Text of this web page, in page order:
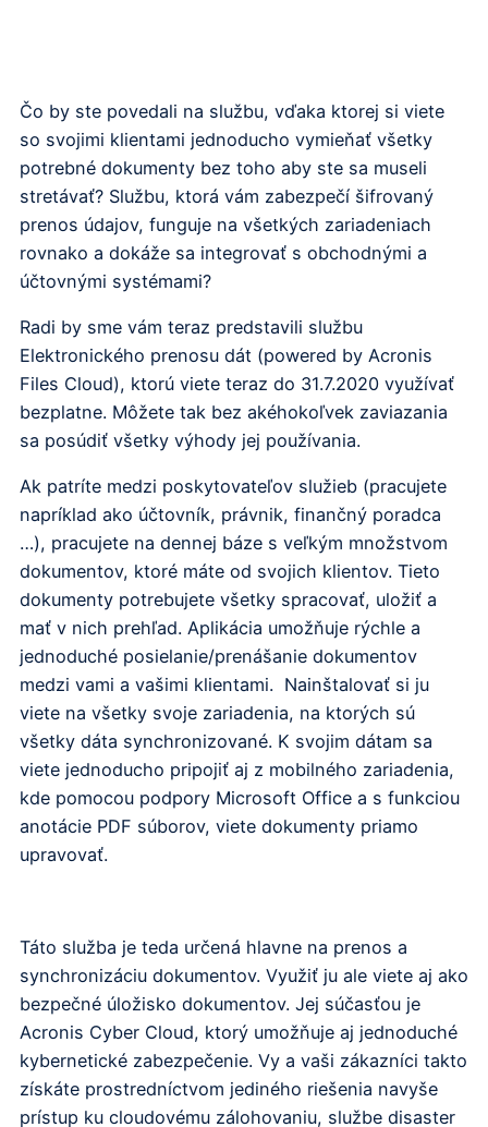
Čo by ste povedali na službu, vďaka ktorej si viete
so svojimi klientami jednoducho vymieňať všetky
potrebné dokumenty bez toho aby ste sa museli
stretávať? Službu, ktorá vám zabezpečí šifrovaný
prenos údajov, funguje na všetkých zariadeniach
rovnako a dokáže sa integrovať s obchodnými a
účtovnými systémami?
Radi by sme vám teraz predstavili službu
Elektronického prenosu dát (powered by Acronis
Files Cloud), ktorú viete teraz do 31.7.2020 využívať
bezplatne. Môžete tak bez akéhokoľvek zaviazania
sa posúdiť všetky výhody jej používania.
Ak patríte medzi poskytovateľov služieb (pracujete
napríklad ako účtovník, právnik, finančný poradca
…), pracujete na dennej báze s veľkým množstvom
dokumentov, ktoré máte od svojich klientov. Tieto
dokumenty potrebujete všetky spracovať, uložiť a
mať v nich prehľad. Aplikácia umožňuje rýchle a
jednoduché posielanie/prenášanie dokumentov
medzi vami a vašimi klientami. Nainštalovať si ju
viete na všetky svoje zariadenia, na ktorých sú
všetky dáta synchronizované. K svojim dátam sa
viete jednoducho pripojiť aj z mobilného zariadenia,
kde pomocou podpory Microsoft Office a s funkciou
anotácie PDF súborov, viete dokumenty priamo
upravovať.
Táto služba je teda určená hlavne na prenos a
synchronizáciu dokumentov. Využiť ju ale viete aj ako
bezpečné úložisko dokumentov. Jej súčasťou je
Acronis Cyber Cloud, ktorý umožňuje aj jednoduché
kybernetické zabezpečenie. Vy a vaši zákazníci takto
získáte prostredníctvom jediného riešenia navyše
prístup ku cloudovému zálohovaniu, službe disaster